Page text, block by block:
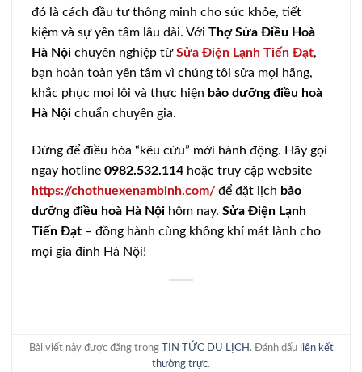
đó là cách đầu tư thông minh cho sức khỏe, tiết
kiệm và sự yên tâm lâu dài. Với Thợ Sửa Điều Hoà
Hà Nội chuyên nghiệp từSửa Điện Lạnh Tiến Đạt,
bạn hoàn toàn yên tâm vì chúng tôi sửa mọi hãng,
khắc phục mọi lỗi và thực hiện bảo dưỡng điều hoà
Hà Nội chuẩn chuyên gia.
Đừng để điều hòa “kêu cứu” mới hành động. Hãy gọi
ngay hotline 0982.532.114 hoặc truy cập website
https://chothuexenambinh.com/ để đặt lịch bảo
dưỡng điều hoà Hà Nội hôm nay. Sửa Điện Lạnh
Tiến Đạt – đồng hành cùng không khí mát lành cho
mọi gia đình Hà Nội!
Bài viết này được đăng trong TIN TỨC DU LỊCH . Đánh dấu liên kết
thường trực.